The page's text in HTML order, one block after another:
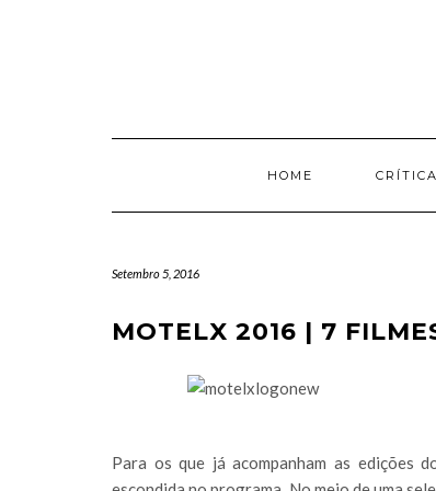
HOME
Setembro 5, 2016
MOTELX 2016 | 7
Para os que já acompanham as edições